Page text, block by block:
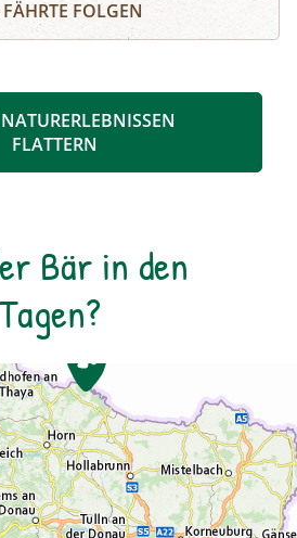
FÄHRTE FOLGEN
FLATTERN
Bär in den